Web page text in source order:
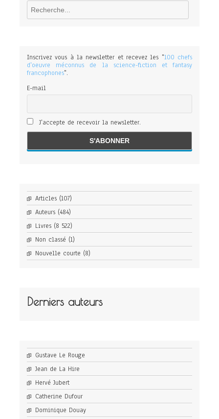
Rechercher
Inscrivez vous à la newsletter et recevez les "100 chefs
d'oeuvre méconnus de la science-fiction et fantasy
francophones".
E-mail
J'accepte de recevoir la newsletter.
Articles (107)
Auteurs (484)
Livres (8 522)
Non classé (1)
Nouvelle courte (8)
Derniers auteurs
Gustave Le Rouge
Jean de La Hire
Hervé Jubert
Catherine Dufour
Dominique Douay